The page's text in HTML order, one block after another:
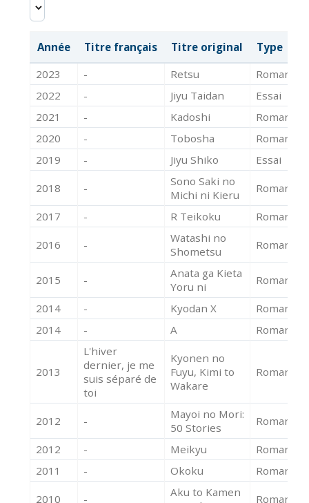
Année Titre français Titre original Type
2023
- Retsu Roman
2022
- Jiyu Taidan Essai
2021
- Kadoshi Roman
2020
- Tobosha Roman
2019
- Jiyu Shiko Essai
2018 -
Sono Saki no
Michi ni Kieru
Roman
2017 - R Teikoku Roman
2016 -
Watashi no
Shometsu
Roman
2015 -
Anata ga Kieta
Yoru ni
Roman
2014 - Kyodan X Roman
2014
- A Roman
2013
L'hiver
dernier, je me
suis séparé de
toi
Kyonen no
Fuyu, Kimi to
Wakare
Roman
2012 -
Mayoi no Mori:
50 Stories
Roman
2012 - Meikyu Roman
2011
- Okoku Roman
2010 -
Aku to Kamen
Roman